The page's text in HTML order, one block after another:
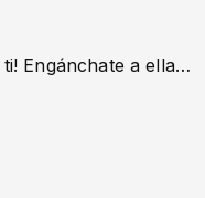
Engánchate a ella…